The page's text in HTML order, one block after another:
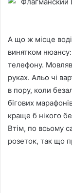
А що ж місце
винятком
телефону.
руках. Альо чі
в пору, коли
бігових
краще б нікого
Втім, по всьому
розеток, так що